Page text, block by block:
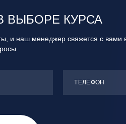
КУРСА
и наш менеджер свяжется с вами
ТЕЛЕФОН